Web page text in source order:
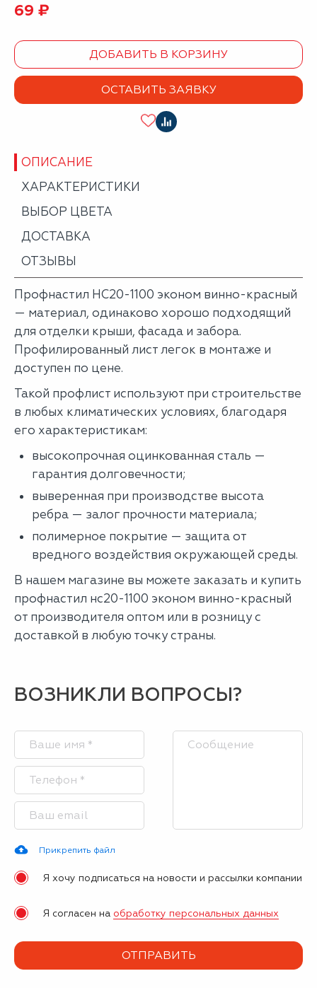
69 ₽
ДОБАВИТЬ В КОРЗИНУ
ОСТАВИТЬ ЗАЯВКУ
ОПИСАНИЕ
ХАРАКТЕРИСТИКИ
ВЫБОР ЦВЕТА
ДОСТАВКА
ОТЗЫВЫ
Профнастил НС20-1100 эконом винно-красный
— материал, одинаково хорошо подходящий
для отделки крыши, фасада и забора.
Профилированный лист легок в монтаже и
доступен по цене.
Такой профлист используют при строительстве
в любых климатических условиях, благодаря
его характеристикам:
высокопрочная оцинкованная сталь —
гарантия долговечности;
выверенная при производстве высота
ребра — залог прочности материала;
полимерное покрытие — защита от
вредного воздействия окружающей среды.
В нашем магазине вы можете заказать и купить
профнастил нс20-1100 эконом винно-красный
от производителя оптом или в розницу с
доставкой в любую точку страны.
ВОЗНИКЛИ ВОПРОСЫ?
Прикрепить файл
Я хочу подписаться на новости и рассылки компании
Я согласен на обработку персональных данных